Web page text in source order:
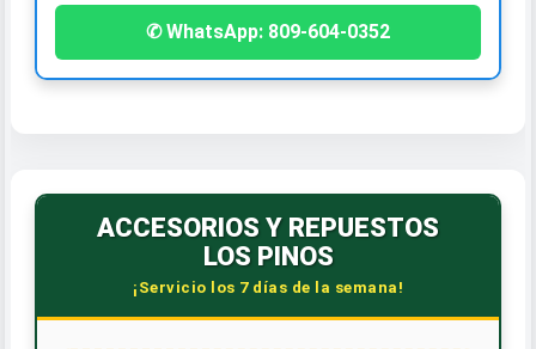
✆ WhatsApp: 809-604-0352
ACCESORIOS Y REPUESTOS
LOS PINOS
¡Servicio los 7 días de la semana!